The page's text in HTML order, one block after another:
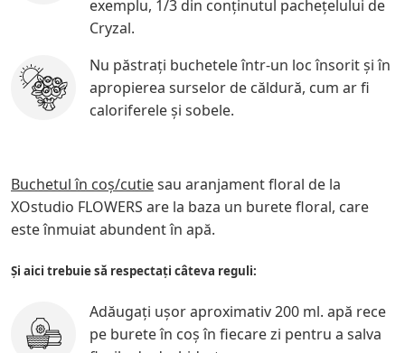
exemplu, 1/3 din conţinutul pacheţelului de
Cryzal.
Nu păstrați buchetele într-un loc însorit și în
apropierea surselor de căldură, cum ar fi
caloriferele și sobele.
Buchetul în coş/cutiesau aranjament floral de la
XOstudio FLOWERS are la baza un burete floral, care
este înmuiat abundent în apă.
Și aici trebuie să respectați câteva reguli:
Adăugați ușor aproximativ 200 ml. apă rece
pe burete în coș în fiecare zi pentru a salva